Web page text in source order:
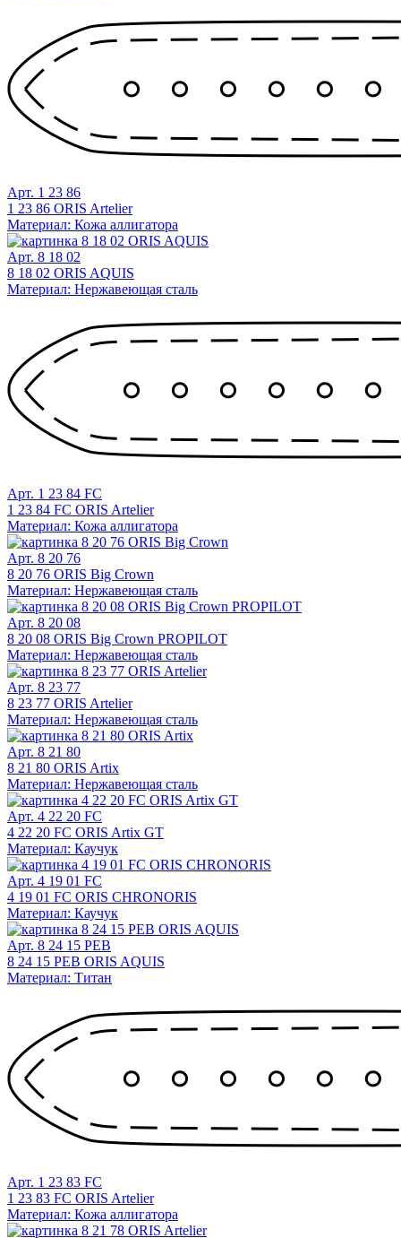
Арт. 1 23 86
1 23 86 ORIS Artelier
Материал: Кожа аллигатора
Арт. 8 18 02
8 18 02 ORIS AQUIS
Материал: Нержавеющая сталь
Арт. 1 23 84 FC
1 23 84 FC ORIS Artelier
Материал: Кожа аллигатора
Арт. 8 20 76
8 20 76 ORIS Big Crown
Материал: Нержавеющая сталь
Арт. 8 20 08
8 20 08 ORIS Big Crown PROPILOT
Материал: Нержавеющая сталь
Арт. 8 23 77
8 23 77 ORIS Artelier
Материал: Нержавеющая сталь
Арт. 8 21 80
8 21 80 ORIS Artix
Материал: Нержавеющая сталь
Арт. 4 22 20 FC
4 22 20 FC ORIS Artix GT
Материал: Каучук
Арт. 4 19 01 FC
4 19 01 FC ORIS CHRONORIS
Материал: Каучук
Арт. 8 24 15 PEB
8 24 15 PEB ORIS AQUIS
Материал: Титан
Арт. 1 23 83 FC
1 23 83 FC ORIS Artelier
Материал: Кожа аллигатора